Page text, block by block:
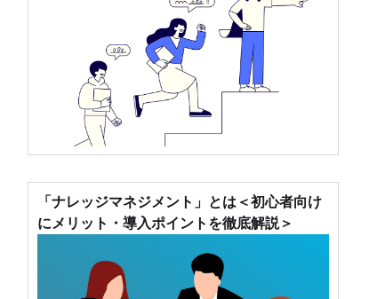
「ナレッジマネジメント」とは＜初心者向け
にメリット・導入ポイントを徹底解説＞